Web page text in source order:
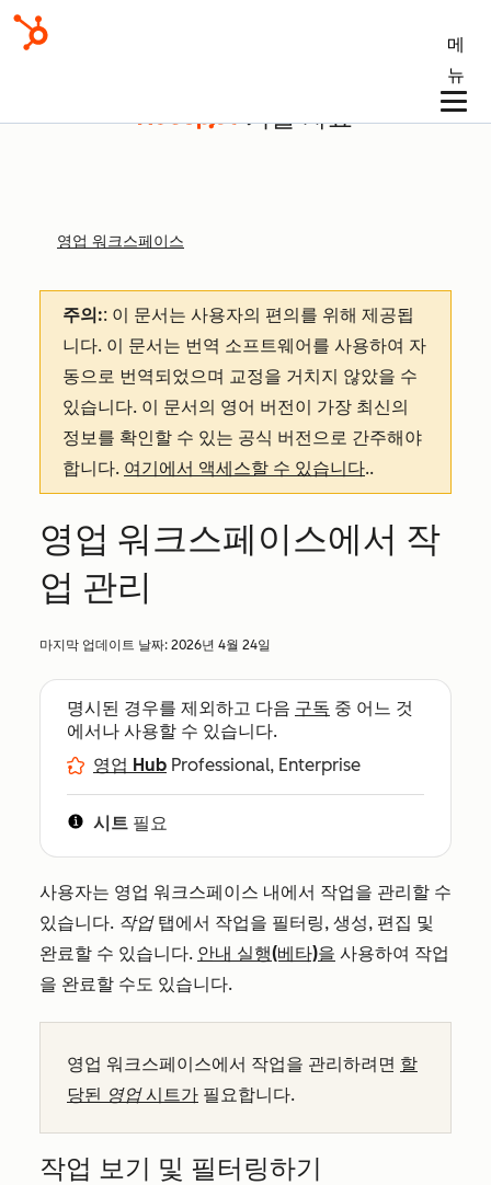
메
뉴
기술 자료
영업 워크스페이스
주의:: 이 문서는 사용자의 편의를 위해 제공됩
니다. 이 문서는 번역 소프트웨어를 사용하여 자
동으로 번역되었으며 교정을 거치지 않았을 수
있습니다. 이 문서의 영어 버전이 가장 최신의
정보를 확인할 수 있는 공식 버전으로 간주해야
합니다. 여기에서 액세스할 수 있습니다..
영업 워크스페이스에서 작
업 관리
마지막 업데이트 날짜: 2026년 4월 24일
명시된 경우를 제외하고 다음 구독 중 어느 것
에서나 사용할 수 있습니다.
영업 Hub Professional, Enterprise
시트 필요
사용자는 영업 워크스페이스 내에서 작업을 관리할 수
있습니다. 작업탭에서 작업을 필터링, 생성, 편집 및
완료할 수 있습니다. 안내 실행(베타)을 사용하여 작업
을 완료할 수도 있습니다.
영업 워크스페이스에서 작업을 관리하려면 할
당된 영업시트가 필요합니다.
작업 보기 및 필터링하기